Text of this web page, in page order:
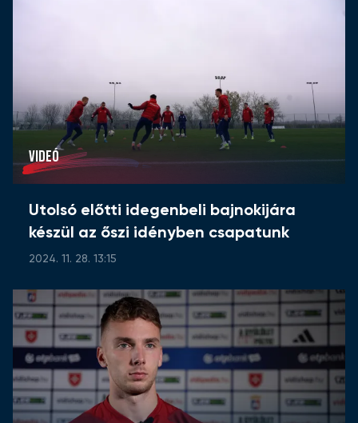
VIDEÓ
Utolsó előtti idegenbeli bajnokijára
készül az őszi idényben csapatunk
2024. 11. 28. 13:15